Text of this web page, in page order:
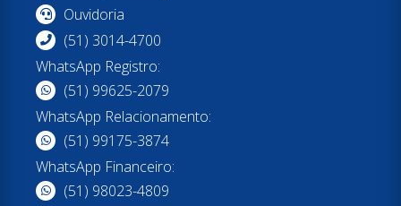
Ouvidoria
(51) 3014-4700
WhatsApp Registro:
(51) 99625-2079
WhatsApp Relacionamento:
(51) 99175-3874
WhatsApp Financeiro:
(51) 98023-4809